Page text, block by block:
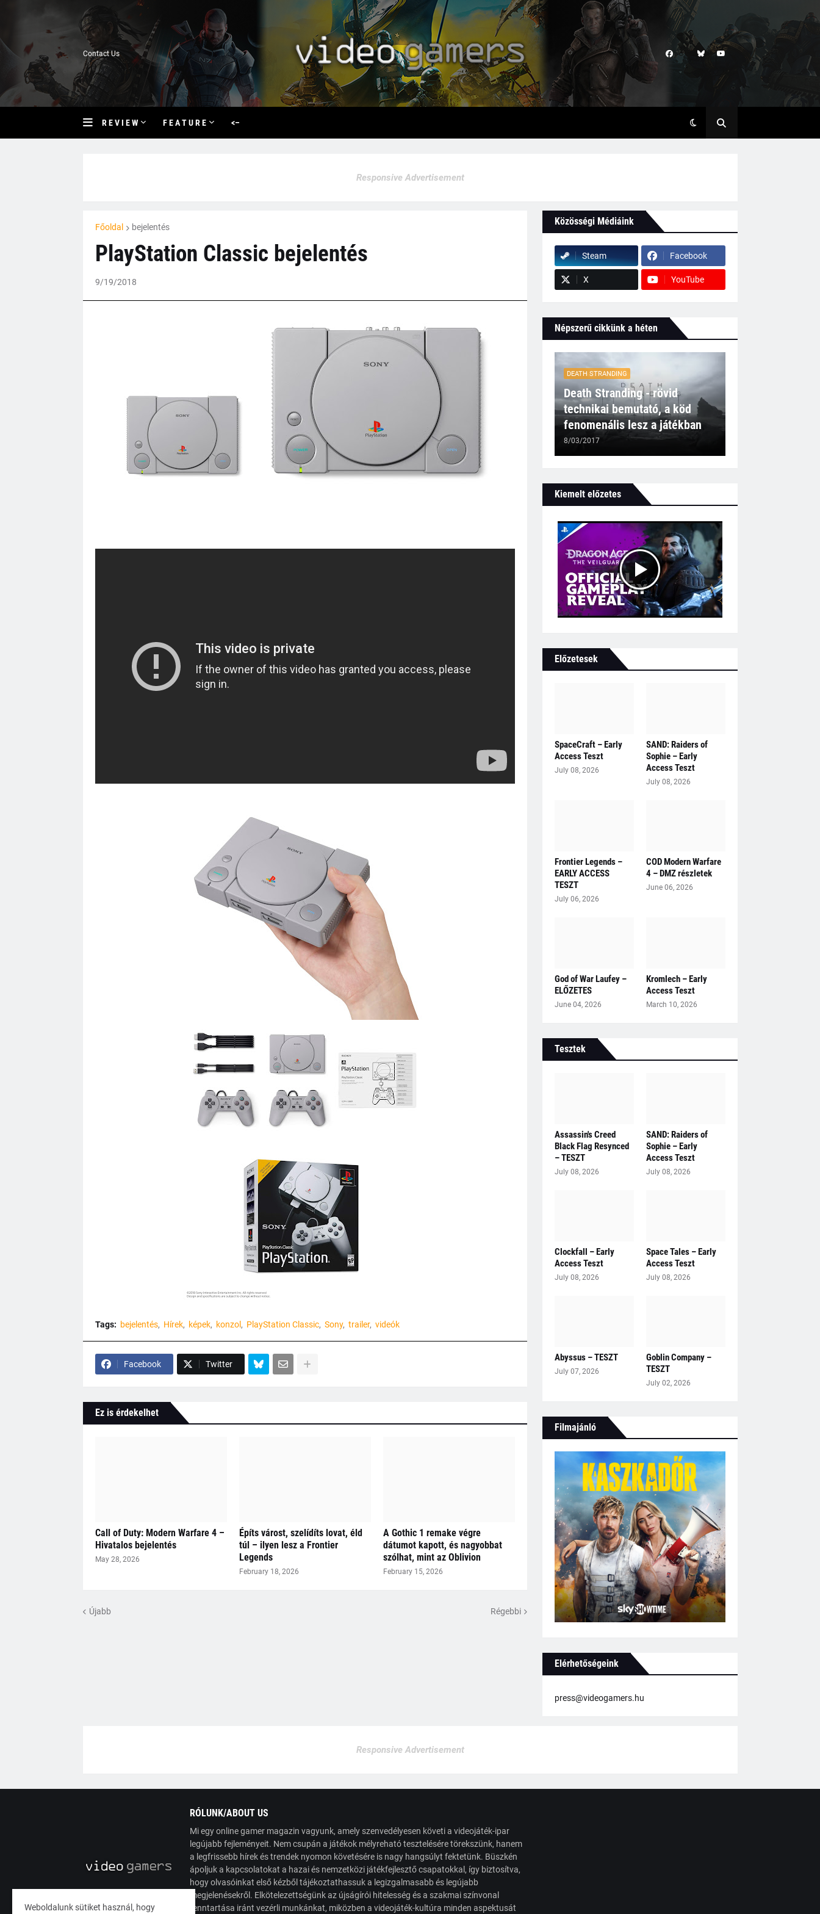
Contact Us
R E V I E W F E A T U R E <–
Responsive Advertisement
Főoldal bejelentés
PlayStation Classic bejelentés
9/19/2018
Tags: bejelentés Hírek képek konzol PlayStation Classic Sony trailer videók
Facebook Twitter
Ez is érdekelhet
Call of Duty: Modern Warfare 4 –
Hivatalos bejelentés
May 28, 2026
Építs várost, szelídíts lovat, éld
túl – ilyen lesz a Frontier
Legends
February 18, 2026
A Gothic 1 remake végre
dátumot kapott, és nagyobbat
szólhat, mint az Oblivion
February 15, 2026
Újabb Régebbi
Közösségi Médiáink
Steam Facebook
X YouTube
Népszerű cikkünk a héten
DEATH STRANDING
Death Stranding - rövid
technikai bemutató, a köd
fenomenális lesz a játékban
8/03/2017
Kiemelt előzetes
Előzetesek
SpaceCraft – Early
Access Teszt
July 08, 2026
SAND: Raiders of
Sophie – Early
Access Teszt
July 08, 2026
Frontier Legends –
EARLY ACCESS
TESZT
July 06, 2026
COD Modern Warfare
4 – DMZ részletek
June 06, 2026
God of War Laufey –
ELŐZETES
June 04, 2026
Kromlech – Early
Access Teszt
March 10, 2026
Tesztek
Assassin's Creed
Black Flag Resynced
– TESZT
July 08, 2026
SAND: Raiders of
Sophie – Early
Access Teszt
July 08, 2026
Clockfall – Early
Access Teszt
July 08, 2026
Space Tales – Early
Access Teszt
July 08, 2026
Abyssus – TESZT
July 07, 2026
Goblin Company –
TESZT
July 02, 2026
Filmajánló
Elérhetőségeink
press@videogamers.hu
Responsive Advertisement
RÓLUNK/ABOUT US
Mi egy online gamer magazin vagyunk, amely szenvedélyesen követi a videojáték-ipar
legújabb fejleményeit. Nem csupán a játékok mélyreható tesztelésére törekszünk, hanem
a legfrissebb hírek és trendek nyomon követésére is nagy hangsúlyt fektetünk. Büszkén
ápoljuk a kapcsolatokat a hazai és nemzetközi játékfejlesztő csapatokkal, így biztosítva,
hogy olvasóinkat első kézből tájékoztathassuk a legizgalmasabb és legújabb
megjelenésekről. Elkötelezettségünk az újságírói hitelesség és a szakmai színvonal
fenntartása iránt vezérli munkánkat, miközben a videojáték-kultúra minden aspektusát
Weboldalunk sütiket használ, hogy